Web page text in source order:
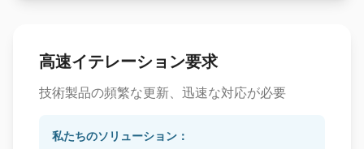
高速イテレーション要求
技術製品の頻繁な更新、迅速な対応が必要
私たちのソリューション：